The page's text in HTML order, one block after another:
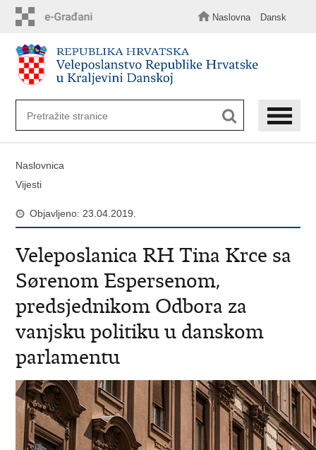
sadržaj
Naslovna Dansk
Naslovnica
Vijesti
Objavljeno: 23.04.2019.
Veleposlanica RH Tina Krce sa
Sørenom Espersenom,
predsjednikom Odbora za
vanjsku politiku u danskom
parlamentu